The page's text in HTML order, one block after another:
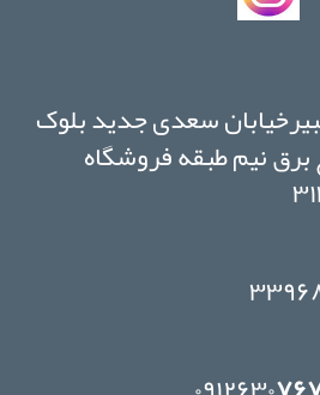
سعدی جدید بلوک
برق نیم طبقه فروشگاه